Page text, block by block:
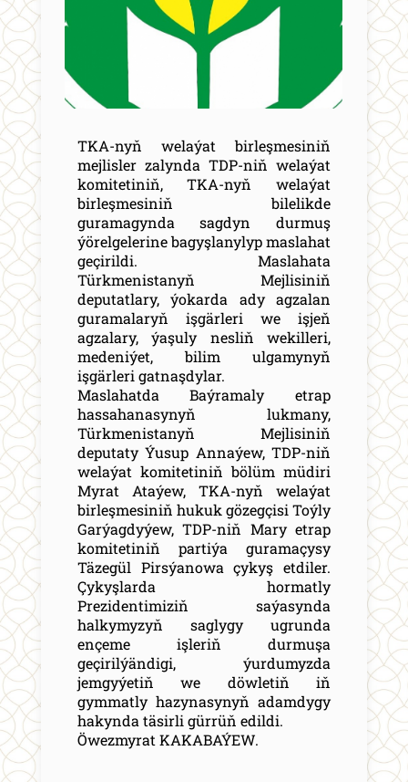
TKA-nyň welaýat birleşmesiniň
mejlisler zalynda TDP-niň welaýat
komitetiniň, TKA-nyň welaýat
birleşmesiniň bilelikde
guramagynda sagdyn durmuş
ýörelgelerine bagyşlanylyp maslahat
geçirildi. Maslahata
Türkmenistanyň Mejlisiniň
deputatlary, ýokarda ady agzalan
guramalaryň işgärleri we işjeň
agzalary, ýaşuly nesliň wekilleri,
medeniýet, bilim ulgamynyň
işgärleri gatnaşdylar.
Maslahatda Baýramaly etrap
hassahanasynyň lukmany,
Türkmenistanyň Mejlisiniň
deputaty Ýusup Annaýew, TDP-niň
welaýat komitetiniň bölüm müdiri
Myrat Ataýew, TKA-nyň welaýat
birleşmesiniň hukuk gözegçisi Toýly
Garýagdyýew, TDP-niň Mary etrap
komitetiniň partiýa guramaçysy
Täzegül Pirsýanowa çykyş etdiler.
Çykyşlarda hormatly
Prezidentimiziň saýasynda
halkymyzyň saglygy ugrunda
ençeme işleriň durmuşa
geçirilýändigi, ýurdumyzda
jemgyýetiň we döwletiň iň
gymmatly hazynasynyň adamdygy
hakynda täsirli gürrüň edildi.
Öwezmyrat KAKABAÝEW.